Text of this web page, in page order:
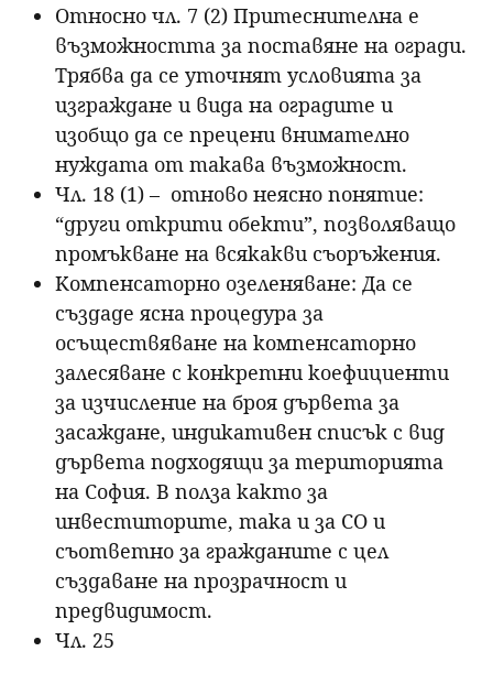
Относно чл. 7 (2) Притеснителна е
възможността за поставяне на огради.
Трябва да се уточнят условията за
изграждане и вида на оградите и
изобщо да се прецени внимателно
нуждата от такава възможност.
Чл. 18 (1) – отново неясно понятие:
“други открити обекти”, позволяващо
промъкване на всякакви съоръжения.
Компенсаторно озеленяване: Да се
създаде ясна процедура за
осъществяване на компенсаторно
залесяване с конкретни коефициенти
за изчисление на броя дървета за
засаждане, индикативен списък с вид
дървета подходящи за територията
на София. В полза както за
инвеститорите, така и за СО и
съответно за гражданите с цел
създаване на прозрачност и
предвидимост.
Чл. 25